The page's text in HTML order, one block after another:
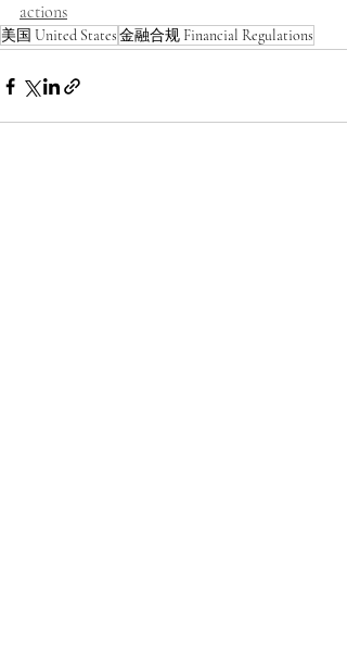
actions
美国 United States金融合规 Financial Regulations